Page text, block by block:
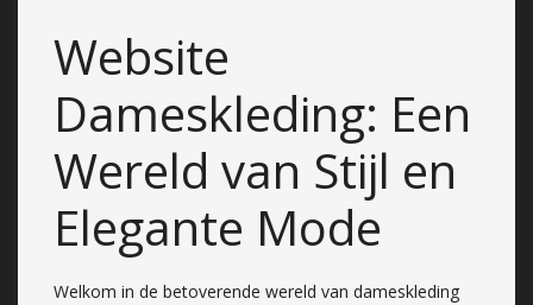
Website
Dameskleding: Een
Wereld van Stijl en
Elegante Mode
Welkom in de betoverende wereld van dameskleding